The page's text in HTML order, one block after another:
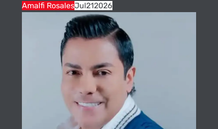
Amalfi RosalesJul212026